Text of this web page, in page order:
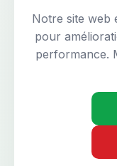
Notre site web
pour
performance.